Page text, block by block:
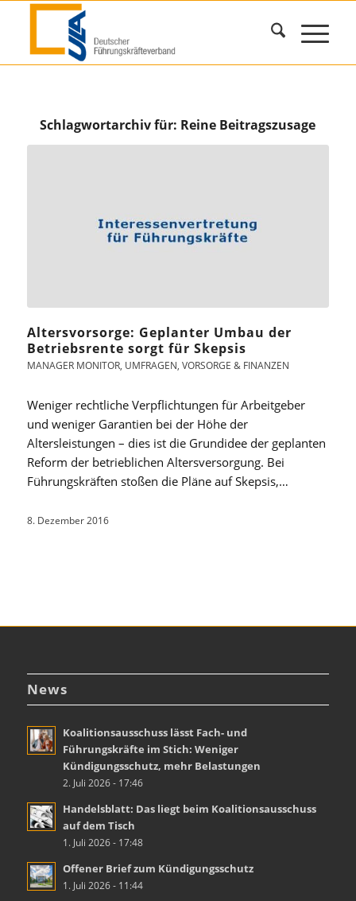
Schlagwortarchiv für: Reine Beitragszusage
Altersvorsorge: Geplanter Umbau der
Betriebsrente sorgt für Skepsis
MANAGER MONITOR, UMFRAGEN, VORSORGE & FINANZEN
Weniger rechtliche Verpflichtungen für Arbeitgeber
und weniger Garantien bei der Höhe der
Altersleistungen – dies ist die Grundidee der geplanten
Reform der betrieblichen Altersversorgung. Bei
Führungskräften stoßen die Pläne auf Skepsis,…
8. Dezember 2016
News
Koalitionsausschuss lässt Fach- und
Führungskräfte im Stich: Weniger
Kündigungsschutz, mehr Belastungen
2. Juli 2026 - 17:46
Handelsblatt: Das liegt beim Koalitionsausschuss
auf dem Tisch
1. Juli 2026 - 17:48
Offener Brief zum Kündigungsschutz
1. Juli 2026 - 11:44